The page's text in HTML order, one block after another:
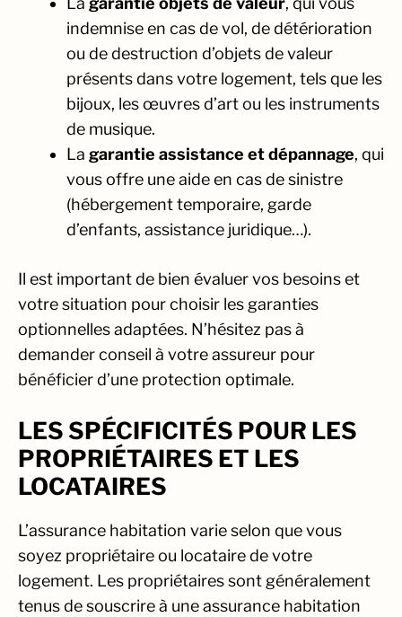
indemnise en cas de vol, de détérioration
ou de destruction d’objets de valeur
présents dans votre logement, tels que les
bijoux, les œuvres d’art ou les instruments
de musique.
La garantie assistance et dépannage, qui
vous offre une aide en cas de sinistre
(hébergement temporaire, garde
d’enfants, assistance juridique…).
Il est important de bien évaluer vos besoins et
votre situation pour choisir les garanties
optionnelles adaptées. N’hésitez pas à
demander conseil à votre assureur pour
bénéficier d’une protection optimale.
LES SPÉCIFICITÉS POUR LES
PROPRIÉTAIRES ET LES
LOCATAIRES
L’assurance habitation varie selon que vous
soyez propriétaire ou locataire de votre
logement. Les propriétaires sont généralement
tenus de souscrire à une assurance habitation